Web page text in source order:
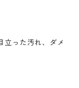
った汚れ、ダメ